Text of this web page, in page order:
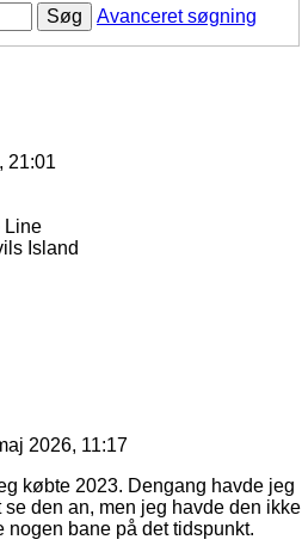
Søg
Avanceret søgning
21:01
Line
Island
2026, 11:17
købte 2023. Dengang havde jeg
den an, men jeg havde den ikke
nogen bane på det tidspunkt.